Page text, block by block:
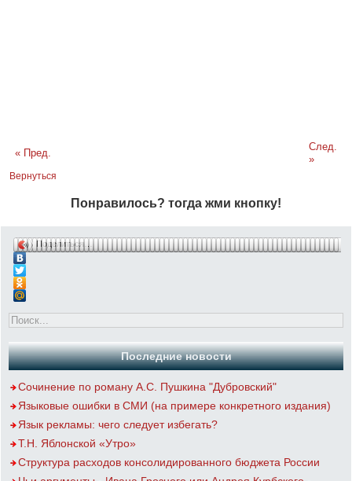
« Пред.
След.
»
Вернуться
Понравилось? тогда жми кнопку!
Поделиться…
Последние новости
Сочинение по роману А.С. Пушкина "Дубровский"
Языковые ошибки в СМИ (на примере конкретного издания)
Язык рекламы: чего следует избегать?
Т.Н. Яблонской «Утро»
Структура расходов консолидированного бюджета России